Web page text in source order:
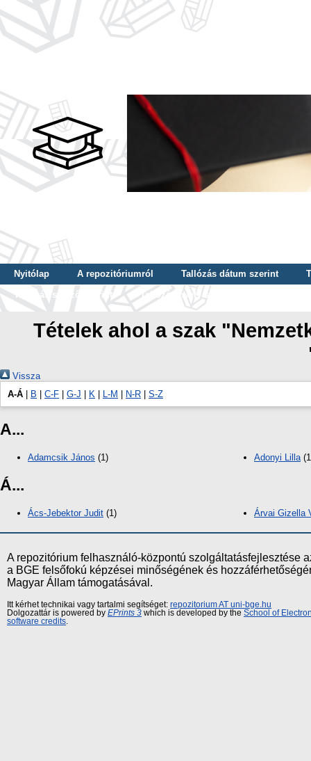
Nyitólap A repozitóriumról Tallózás dátum szerint
Tallózás szerző szerint
Tallózás nyelv szerint
Tételek ahol a szak
Vissza
A-Á
B C-F G-J K L-M N-R S-Z
A...
Adamcsik János (1) Adonyi Lilla
Á...
Ács-Jebektor Judit (1) Árvai Gizella
A repozitórium felhasználó-központú szolgáltatásfejlesztése
a BGE felsőfokú képzései minőségének és
Magyar Állam támogatásával.
Itt kérhet technikai vagy tartalmi segítséget: repozitorium AT uni-bge.hu
Dolgozattár is powered by EPrints 3 which is developed by the School of
software credits.